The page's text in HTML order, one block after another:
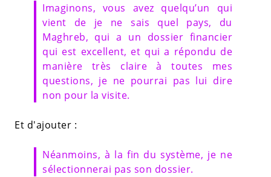
Imaginons, vous avez quelqu’un qui
vient de je ne sais quel pays, du
Maghreb, qui a un dossier financier
qui est excellent, et qui a répondu de
manière très claire à toutes mes
questions, je ne pourrai pas lui dire
non pour la visite.
Et d'ajouter :
Néanmoins, à la fin du système, je ne
sélectionnerai pas son dossier.